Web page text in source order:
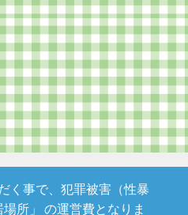
く事で、犯罪被害（性暴
所」 の運営費となりま